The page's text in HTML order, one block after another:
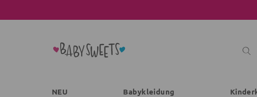
NEU Babykleidung